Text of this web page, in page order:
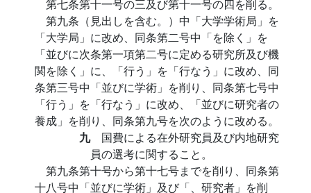
第七条第十一号の三及び第十一号の四を削る。
第九条（見出しを含む。）中「大学学術局」を
「大学局」に改め、同条第二号中「を除く」を
「並びに次条第一項第二号に定める研究所及び機
関を除く」に、「行う」を「行なう」に改め、同
条第三号中「並びに学術」を削り、同条第七号中
「行う」を「行なう」に改め、「並びに研究者の
養成」を削り、同条第九号を次のように改める。
九 国費による在外研究員及び内地研究
員の選考に関すること。
第九条第十号から第十七号までを削り、同条第
十八号中「並びに学術」及び「、研究者」を削